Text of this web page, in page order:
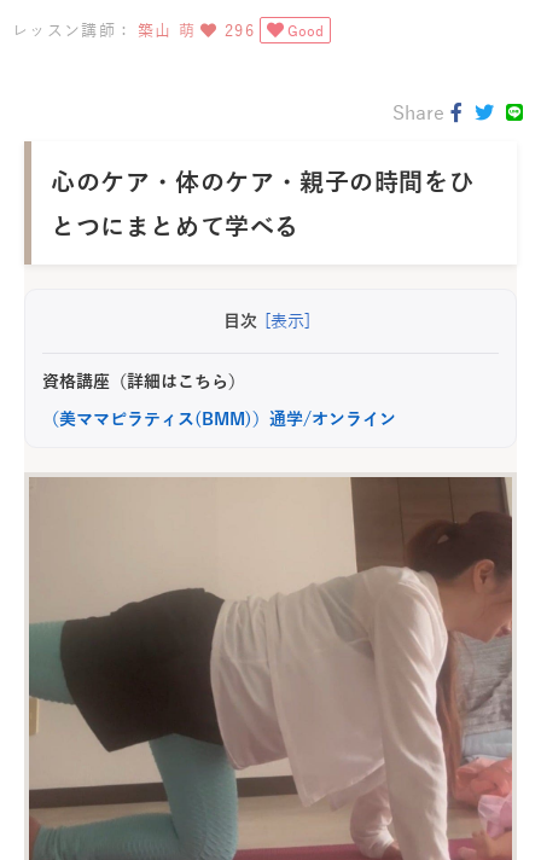
レッスン講師： 築山 萌 296 Good
Share
心のケア・体のケア・親子の時間をひ
とつにまとめて学べる
目次 [表示]
資格講座（詳細はこちら）
（美ママピラティス(BMM)）通学/オンライン